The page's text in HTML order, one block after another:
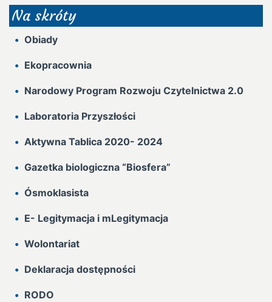
Na skróty
Obiady
Ekopracownia
Narodowy Program Rozwoju Czytelnictwa 2.0
Laboratoria Przyszłości
Aktywna Tablica 2020- 2024
Gazetka biologiczna “Biosfera”
Ósmoklasista
E- Legitymacja i mLegitymacja
Wolontariat
Deklaracja dostępności
RODO